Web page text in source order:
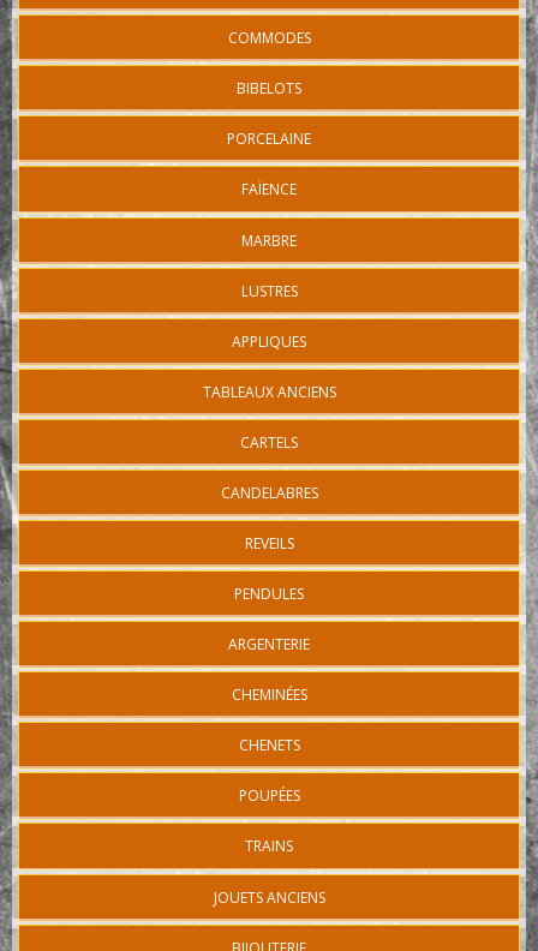
COMMODES
BIBELOTS
PORCELAINE
FAÏENCE
MARBRE
LUSTRES
APPLIQUES
TABLEAUX ANCIENS
CARTELS
CANDELABRES
REVEILS
PENDULES
ARGENTERIE
CHEMINÉES
CHENETS
POUPÉES
TRAINS
JOUETS ANCIENS